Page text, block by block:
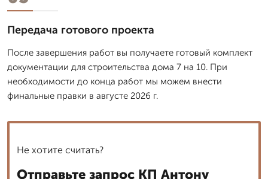
Передача готового проекта
После завершения работ вы получаете готовый комплект
документации для строительства дома 7 на 10. При
необходимости до конца работ мы можем внести
финальные правки в августе 2026 г.
Не хотите считать?
Отправьте запрос КП Антону